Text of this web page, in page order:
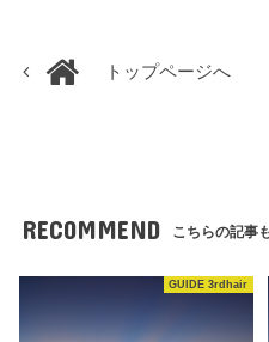
トップページへ
RECOMMEND こちらの記事
GUIDE 3rdhair